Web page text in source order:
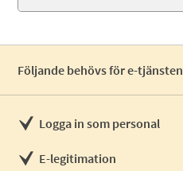
Följande behövs för e-tjänsten
Logga in som personal
E-legitimation